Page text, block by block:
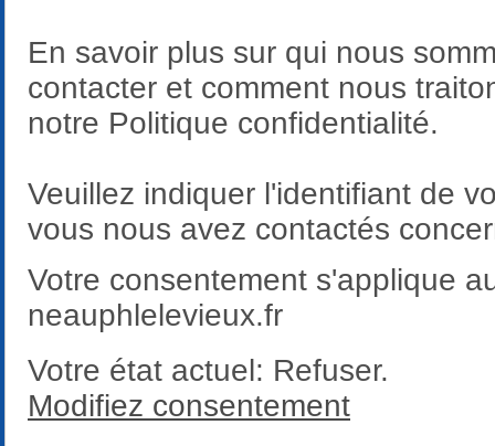
En savoir plus sur qui nous
contacter et comment nous
notre Politique confidentialité.
Veuillez indiquer l'identifiant de
vous nous avez contactés
Votre consentement s'applique
neauphlelevieux.fr
Votre état ​​actuel: Refuser.
Modifiez consentement